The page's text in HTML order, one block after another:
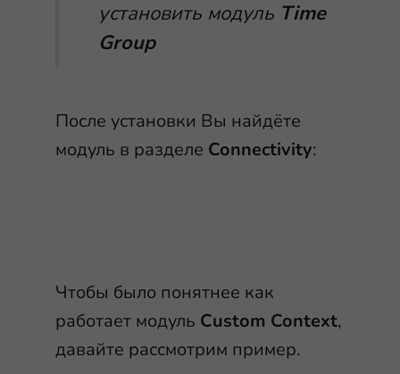
установить модуль Time
Group
После установки Вы найдёте
модуль в разделе Connectivity:
Чтобы было понятнее как
работает модуль Custom Context,
давайте рассмотрим пример.